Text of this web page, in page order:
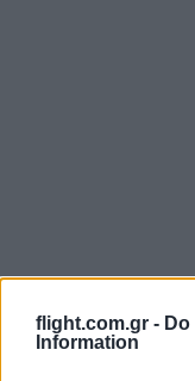
flight.com.gr -
Information